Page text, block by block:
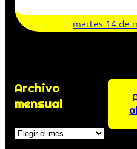
martes 14 de
Archivo
mensual
Archivos